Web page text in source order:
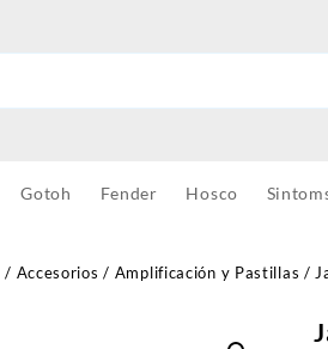
Gotoh Fender Hosco
/ Accesorios / Amplificación y Pastillas /